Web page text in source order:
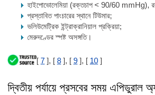
হাইপোভোলেমিয়া (রক্তচাপ < 90/60 mmHg),
প্রস্তাবিত পাংচারের স্থানে টিউমার;
ভলিউমেট্রিক ইন্ট্রাক্রানিয়াল প্রক্রিয়া;
মেরুদণ্ডের স্পষ্ট অসঙ্গতি।
[ 7 ], [ 8 ], [ 9 ], [ 10 ]
দ্বিতীয় পর্যায়ে প্রসবের সময় এপিডুরাল